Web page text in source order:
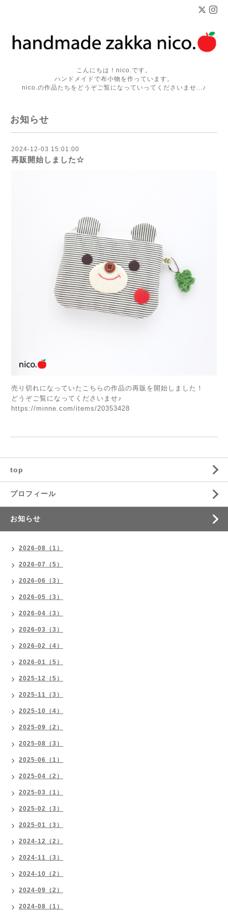
こんにちは！nico.です。
ハンドメイドで布小物を作っています。
nico.の作品たちをどうぞご覧になっていってくださいませ...♪
お知らせ
2024-12-03 15:01:00
再販開始しました☆
売り切れになっていたこちらの作品の再販を開始しました！
どうぞご覧になってくださいませ♪
https://minne.com/items/20353428
top
プロフィール
お知らせ
2026-08（1）
2026-07（5）
2026-06（3）
2026-05（3）
2026-04（3）
2026-03（3）
2026-02（4）
2026-01（5）
2025-12（5）
2025-11（3）
2025-10（4）
2025-09（2）
2025-08（3）
2025-06（1）
2025-04（2）
2025-03（1）
2025-02（3）
2025-01（3）
2024-12（2）
2024-11（3）
2024-10（2）
2024-09（2）
2024-08（1）